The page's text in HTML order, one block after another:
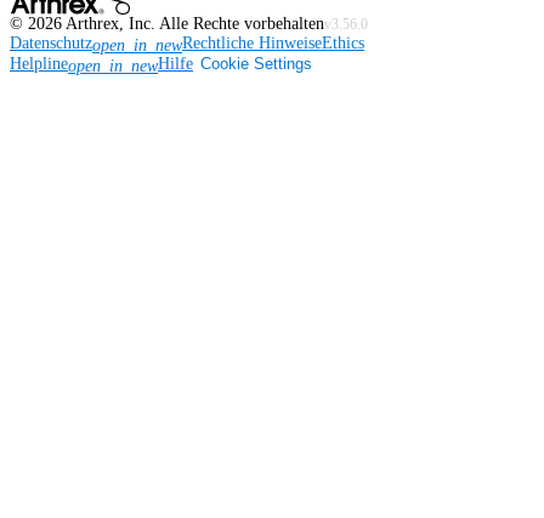
© 2026 Arthrex, Inc. Alle Rechte vorbehaltenv3.56.0
Datenschutzopen_in_newRechtliche HinweiseEthics
Helplineopen_in_newHilfe Cookie Settings